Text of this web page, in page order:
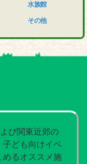
水族館
その他
び関東近郊の
子ども向けイベ
めるオススメ施